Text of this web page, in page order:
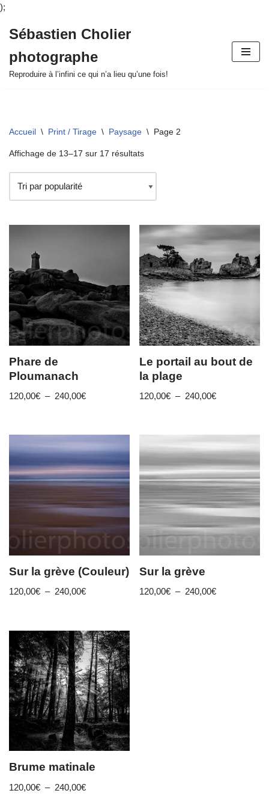
);
au
contenu
Sébastien Cholier
photographe
Reproduire à l’infini ce qui n’a lieu qu’une fois!
Accueil \ Print / Tirage \ Paysage \ Page 2
Affichage de 13–17 sur 17 résultats
Phare de
Ploumanach
120,00€ – 240,00€
Le portail au bout de
la plage
120,00€ – 240,00€
Sur la grève (Couleur)
120,00€ – 240,00€
Sur la grève
120,00€ – 240,00€
Brume matinale
120,00€ – 240,00€